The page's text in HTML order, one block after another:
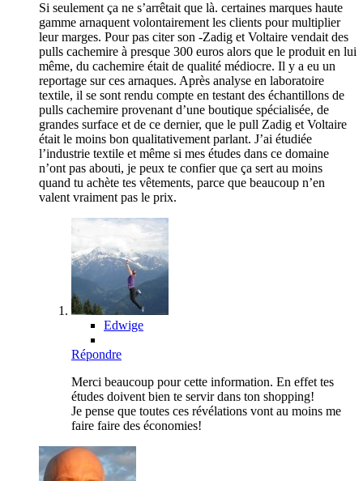
Si seulement ça ne s’arrêtait que là. certaines marques haute
gamme arnaquent volontairement les clients pour multiplier
leur marges. Pour pas citer son -Zadig et Voltaire vendait des
pulls cachemire à presque 300 euros alors que le produit en lui
même, du cachemire était de qualité médiocre. Il y a eu un
reportage sur ces arnaques. Après analyse en laboratoire
textile, il se sont rendu compte en testant des échantillons de
pulls cachemire provenant d’une boutique spécialisée, de
grandes surface et de ce dernier, que le pull Zadig et Voltaire
était le moins bon qualitativement parlant. J’ai étudiée
l’industrie textile et même si mes études dans ce domaine
n’ont pas abouti, je peux te confier que ça sert au moins
quand tu achète tes vêtements, parce que beaucoup n’en
valent vraiment pas le prix.
Edwige
Répondre
Merci beaucoup pour cette information. En effet tes
études doivent bien te servir dans ton shopping!
Je pense que toutes ces révélations vont au moins me
faire faire des économies!